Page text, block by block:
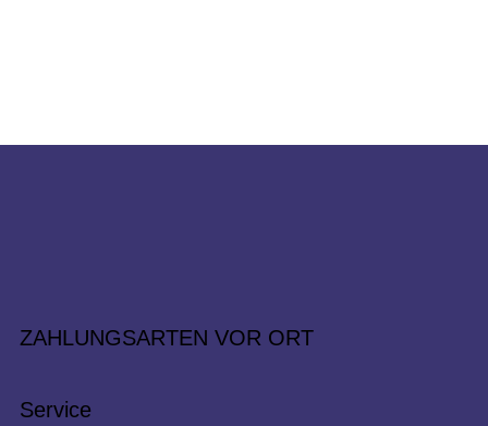
ZAHLUNGSARTEN VOR ORT
Service